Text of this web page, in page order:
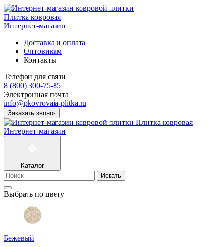
Плитка ковровая
Интернет-магазин
Доставка и оплата
Оптовикам
Контакты
Телефон для связи
8 (800) 300-75-85
Электронная почта
info@pkovrovaia-plitka.ru
Заказать звонок
Плитка ковровая
Интернет-магазин
Каталог
Искать
Выбрать по цвету
Бежевый